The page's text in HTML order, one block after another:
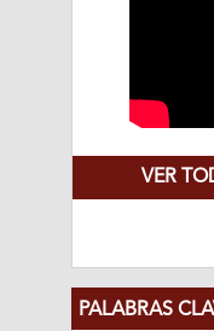
VER
PALABRAS